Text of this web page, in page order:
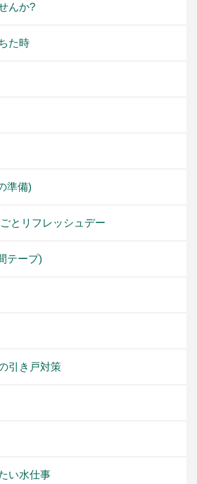
んか?
た時
準備)
とリフレッシュデー
テープ)
引き戸対策
い水仕事